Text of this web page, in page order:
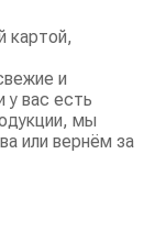
картой,
и
у вас есть
мы
или вернём за